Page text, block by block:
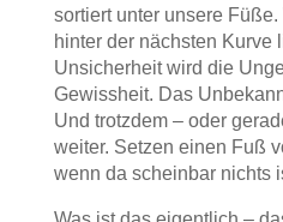
sortiert unter unsere
hinter der nächsten Kurve
Unsicherheit wird die
Gewissheit. Das
Und trotzdem – oder
weiter. Setzen einen Fuß
wenn da scheinbar nichts